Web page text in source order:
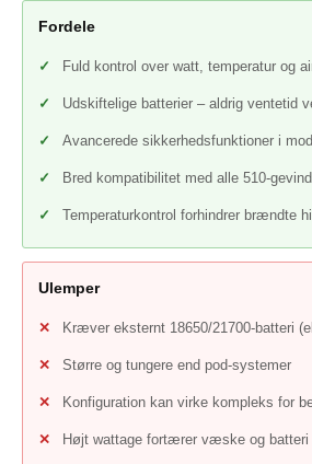
Fordele
Fuld kontrol over watt, temperatur og
Udskiftelige batterier – aldrig ventetid
Avancerede sikkerhedsfunktioner i
Bred kompatibilitet med alle 510-
Temperaturkontrol forhindrer brændte
Ulemper
Kræver eksternt 18650/21700-batteri
Større og tungere end pod-systemer
Konfiguration kan virke kompleks for
Højt wattage fortærer væske og batteri